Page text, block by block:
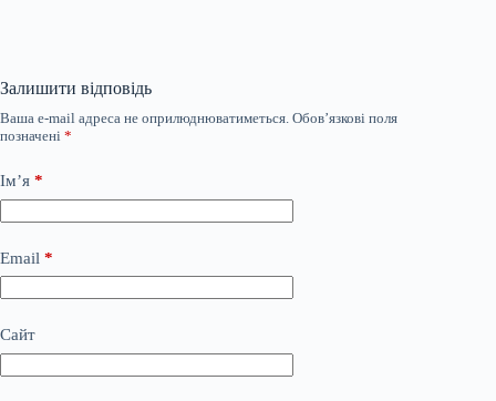
Залишити відповідь
Ваша e-mail адреса не оприлюднюватиметься. Обов’язкові поля
позначені *
Ім’я *
Email *
Сайт